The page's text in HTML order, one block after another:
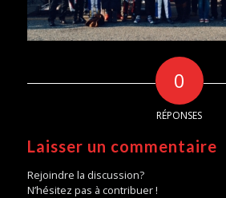
0
RÉPONSES
Laisser un commentaire
Rejoindre la discussion?
N’hésitez pas à contribuer !